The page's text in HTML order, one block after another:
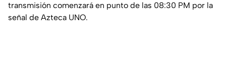
transmisión comenzará en punto de las 08:30 PM por la
señal de Azteca UNO.